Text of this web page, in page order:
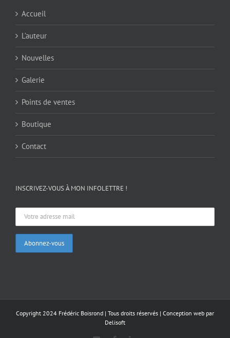
Accueil
L’auteur
Nouvelles
Galerie
Points de ventes
Boutique
Contact
INSCRIVEZ-VOUS À MON INFOLETTRE !
Copyright 2024 Frédéric Boisrond | Tous droits réservés | Conception web par
Delisoft